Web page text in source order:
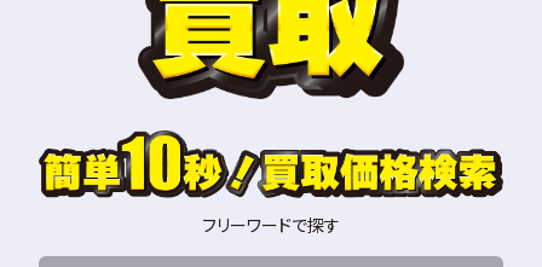
フリーワードで探す